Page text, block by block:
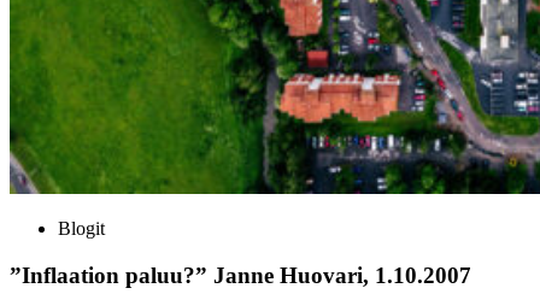
Blogit
”Inflaation paluu?” Janne Huovari, 1.10.2007